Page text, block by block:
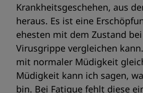
Krankheitsgeschehen, aus
heraus. Es ist eine
ehesten mit dem Zustand
Virusgrippe vergleichen
mit normaler Müdigkeit
Müdigkeit kann ich sagen,
bin. Bei Fatigue fehlt diese